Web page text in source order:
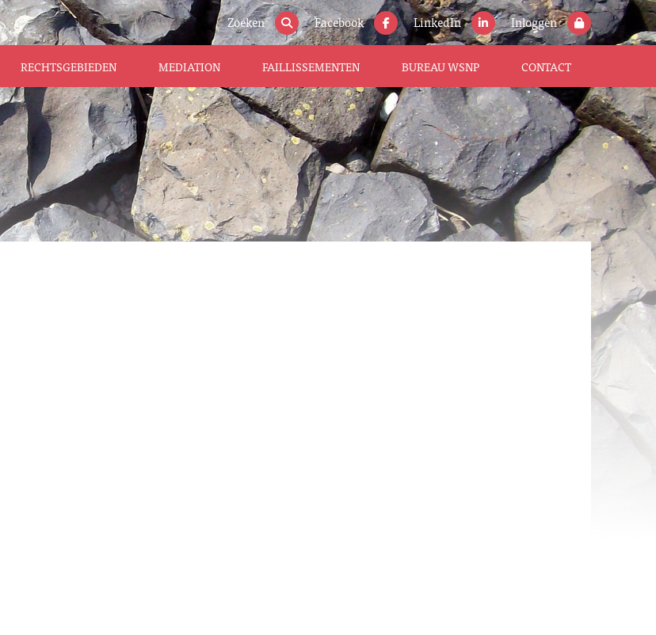
Zoeken Facebook LinkedIn Inloggen
RECHTSGEBIEDEN MEDIATION FAILLISSEMENTEN BUREAU WSNP CONTACT